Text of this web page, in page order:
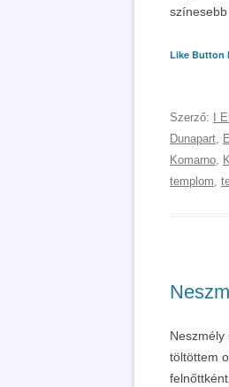
Like Button
Szerző: I
Dunapart,
Komarno,
templom,
töltöttem